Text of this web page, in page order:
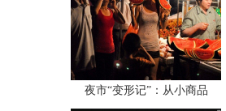
夜市“变形记”：从小商品